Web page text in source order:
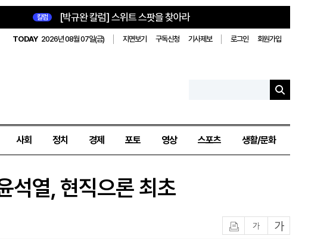
칼럼 [박규완 칼럼] 스위트 스팟을 찾아라
TODAY 2026년 08월 07일(금) 지면보기 구독신청 기사제보 로그인 회원가입
사회 정치 경제 포토 영상 스포츠 생활/문화
석열, 현직으론 최초
글자작게글자크게